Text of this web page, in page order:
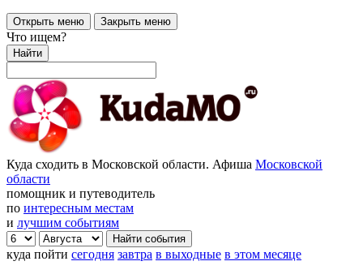
Открыть меню Закрыть меню
Что ищем?
Найти
Куда сходить в Московской области. Афиша Московской
области
помощник и путеводитель
по интересным местам
и лучшим событиям
куда пойти сегодня завтра в выходные в этом месяце